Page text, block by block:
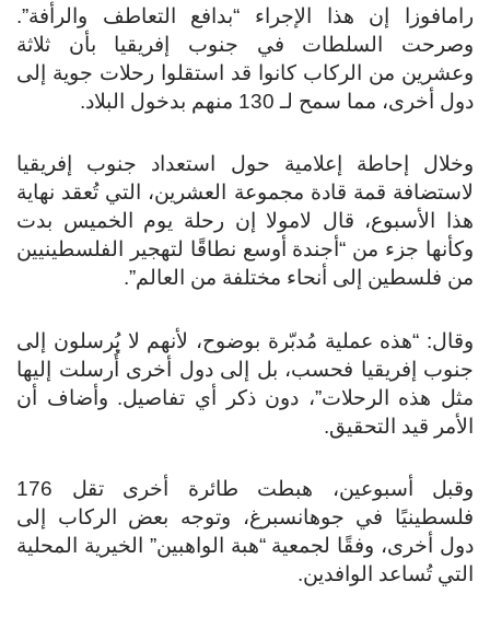
رامافوزا إن هذا الإجراء “بدافع التعاطف والرأفة”.
وصرحت السلطات في جنوب إفريقيا بأن ثلاثة
وعشرين من الركاب كانوا قد استقلوا رحلات جوية إلى
دول أخرى، مما سمح لـ 130 منهم بدخول البلاد.
وخلال إحاطة إعلامية حول استعداد جنوب إفريقيا
لاستضافة قمة قادة مجموعة العشرين، التي تُعقد نهاية
هذا الأسبوع، قال لامولا إن رحلة يوم الخميس بدت
وكأنها جزء من “أجندة أوسع نطاقًا لتهجير الفلسطينيين
من فلسطين إلى أنحاء مختلفة من العالم”.
وقال: “هذه عملية مُدبّرة بوضوح، لأنهم لا يُرسلون إلى
جنوب إفريقيا فحسب، بل إلى دول أخرى أُرسلت إليها
مثل هذه الرحلات”، دون ذكر أي تفاصيل. وأضاف أن
الأمر قيد التحقيق.
وقبل أسبوعين، هبطت طائرة أخرى تقل 176
فلسطينيًا في جوهانسبرغ، وتوجه بعض الركاب إلى
دول أخرى، وفقًا لجمعية “هبة الواهبين” الخيرية المحلية
التي تُساعد الوافدين.